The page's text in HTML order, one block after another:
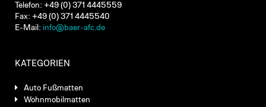
Telefon: +49 (0) 371 4445559
Fax: +49 (0) 371 4445540
E-Mail: info@baer-afc.de
KATEGORIEN
Auto Fußmatten
Wohnmobilmatten